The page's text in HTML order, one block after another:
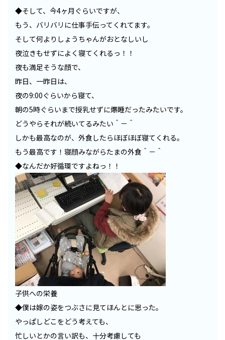
◆そして、今4ヶ月ぐらいですが、
もう、バリバリに仕事手伝ってくれてます。
そして何よりしょうちゃんがおとなしいし
夜泣きもせずによく寝てくれるっ！！
夜も満足そうな顔で、
昨日、一昨日は、
夜の9:00ぐらいから寝て、
朝の5時ぐらいまで授乳せずに爆睡だったみたいです。
どうやらそれが続いてるみたい＾－＾
しかも最高なのが、外食したらほぼほぼ寝てくれる。
もう最高です！寝顔みながらたまの外食＾－＾
◆なんだか好循環ですよねっ！！
子供への栄養
◆僕は嫁の姿をつぶさに見てほんとに思った。
やっぱしどこをどう考えても、
忙しいとかの言い訳も、十分考慮しても